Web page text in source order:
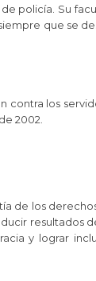
policía. Su
que se
contra los
2002.
de los
resultados
y lograr